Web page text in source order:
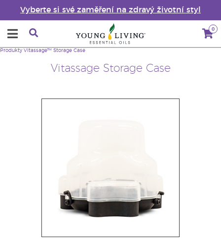
Vyberte si své zaměření na zdravý životní styl
0
Vitassage Storage Case
Produkty Vitassage™ Storage Case